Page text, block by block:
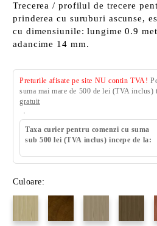
Trecerea / profilul de trecere
prinderea cu suruburi ascunse,
cu dimensiunile: lungime 0.9
adancime 14 mm.
Preturile afisate pe site NU contin TVA!
suma mai mare de 500 de lei (TVA inclus)
gratuit
Taxa curier pentru comenzi cu suma
sub 500 lei (TVA inclus) incepe de la:
Culoare: